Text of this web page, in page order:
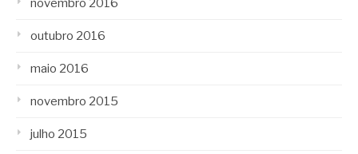
outubro 2016
maio 2016
novembro 2015
julho 2015